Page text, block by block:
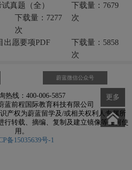
下载量：7679
次
真题（全）
下载量：7277
次
出愿要项PDF
下载量：5858
次
更多
蔚蓝微信公众号
热线：400-006-5857
蓝前程国际教育科技有限公司
产权为蔚蓝留学及/或相关权利人专属所
行转载、摘编、复制及建立镜像等任何使
用。
备15035639号-1